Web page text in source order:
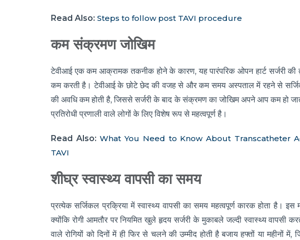
Read Also: Steps to follow post TAVI procedure
कम संक्रमण जोखिम
टेवीआई एक कम आक्रामक तकनीक होने के कारण, यह पारंपरिक ओपन हार्ट सर्जरी
कम करती है। टेवीआई के छोटे छेद की वजह से और कम समय अस्पताल में रहने से
की अवधि कम होती है, जिससे सर्जरी के बाद के संक्रमण का जोखिम अपने आप कम हो
प्रतिरोधी प्रणाली वाले लोगों के लिए विशेष रूप से महत्वपूर्ण है।
Read Also: What You Need to Know About Transcatheter
TAVI
शीघ्र स्वास्थ्य वापसी का समय
प्रत्येक सर्जिकल प्रक्रिया में स्वास्थ्य वापसी का समय महत्वपूर्ण कारक होता है।
क्योंकि रोगी आमतौर पर नियमित खुले हृदय सर्जरी के मुकाबले जल्दी स्वास्थ्य वापसी
वाले रोगियों को दिनों में ही फिर से चलने की उम्मीद होती है बजाय हफ्तों या महीनों में,